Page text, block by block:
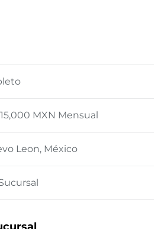
MXN Mensual
Leon, México